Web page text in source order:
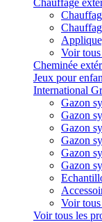
Chauffage
Voir
Cheminée
Jeux pour
International
Gazon
Gazon
Gazon
Gazon
Gazon
Gazon
Voir
Voir tous les